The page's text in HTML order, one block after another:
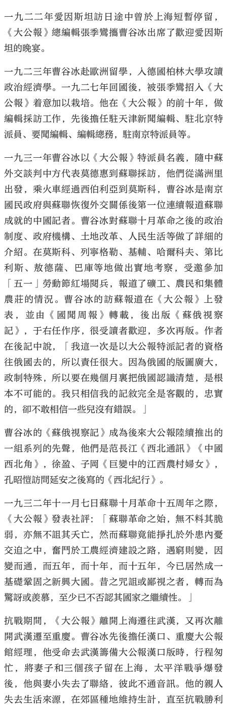
一九二二年愛因斯坦訪日途中曾於上海短暫停留，
《大公報》總編輯張季鸞攜曹谷冰出席了歡迎愛因斯
坦的晚宴。
一九二三年曹谷冰赴歐洲留學，入德國柏林大學攻讀
政治經濟學。一九二七年回國後，被張季鸞招入《大
公報》着意加以栽培。他在《大公報》的前十年，做
編輯採訪工作，先後擔任駐天津新聞編輯、駐北京特
派員、要聞編輯、編輯總務，駐南京特派員等。
一九三一年曹谷冰以《大公報》特派員名義，隨中蘇
外交談判中方代表莫德惠到蘇聯採訪，他們從滿洲里
出發，乘火車經過西伯利亞到莫斯科，曹谷冰是南京
國民政府與蘇聯恢復外交關係後第一位連續報道蘇聯
成就的中國記者。曹谷冰對蘇聯十月革命之後的政治
制度、政府機構、土地改革、人民生活等做了詳細的
介紹。在莫斯科、列寧格勒、基輔、哈爾科夫、第比
利斯、敖德薩、巴庫等地做出實地考察，受邀參加
「五一」勞動節紅場閱兵，報道了礦工、農民和集體
農莊的情況。曹谷冰的訪蘇報道在《大公報》上發
表，並由《國聞周報》轉載，後出版《蘇俄視察
記》，于右任作序，很受讀者歡迎，多次再版。作者
在後記中說，「我這一次是以大公報特派記者的資格
往俄國去的，所以責任很大。因為俄國的版圖廣大，
政制特殊，所以要在幾個月裏把俄國認識清楚，是根
本不可能的。我只相信我的記敘完全是客觀的，忠實
的，卻不敢相信一些兒沒有錯誤。」
曹谷冰的《蘇俄視察記》成為後來大公報陸續推出的
一組系列的先聲，他們是范長江《西北通訊》《中國
西北角》，徐盈、子岡《巨變中的江西農村婦女》，
孔昭愷訪問延安之後寫的《西北紀行》。
一九三二年十一月七日蘇聯十月革命十五周年之際，
《大公報》發表社評：「蘇聯革命之始，無不料其脆
弱，亦無不詛其夭亡，然而蘇聯竟能掙扎於外患內憂
交迫之中，奮鬥於工農經濟建設之路，遇窮則變，因
變而通，而五年，而十年，而十五年，今已居然成一
基礎鞏固之新興大國。昔之咒詛或鄙視之者，轉而為
驚訝或羨慕，至少已不否認其國家之繼續性。」
抗戰期間，《大公報》離開上海遷往武漢，又再次離
開武漢遷至重慶。曹谷冰先後擔任漢口、重慶大公報
館經理，他受命去武漢籌備大公報漢口版時，行程匆
忙，將妻子和三個孩子留在上海，太平洋戰爭爆發
後，他與妻小失去了聯絡，彼此不通音訊。他的親人
失去生活來源，在郊區種地維持生計，直至抗戰勝利